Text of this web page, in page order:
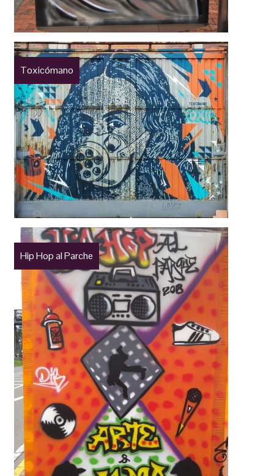
Toxicómano
Hip Hop al Parche